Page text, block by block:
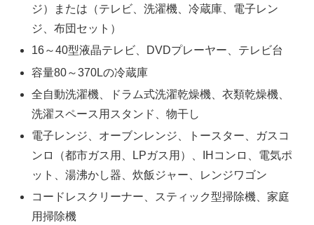
ジ）または（テレビ、洗濯機、冷蔵庫、電子レン
ジ、布団セット）
16～40型液晶テレビ、DVDプレーヤー、テレビ台
容量80～370Lの冷蔵庫
全自動洗濯機、ドラム式洗濯乾燥機、衣類乾燥機、
洗濯スペース用スタンド、物干し
電子レンジ、オーブンレンジ、トースター、ガスコ
ンロ（都市ガス用、LPガス用）、IHコンロ、電気ポ
ット、湯沸かし器、炊飯ジャー、レンジワゴン
コードレスクリーナー、スティック型掃除機、家庭
用掃除機